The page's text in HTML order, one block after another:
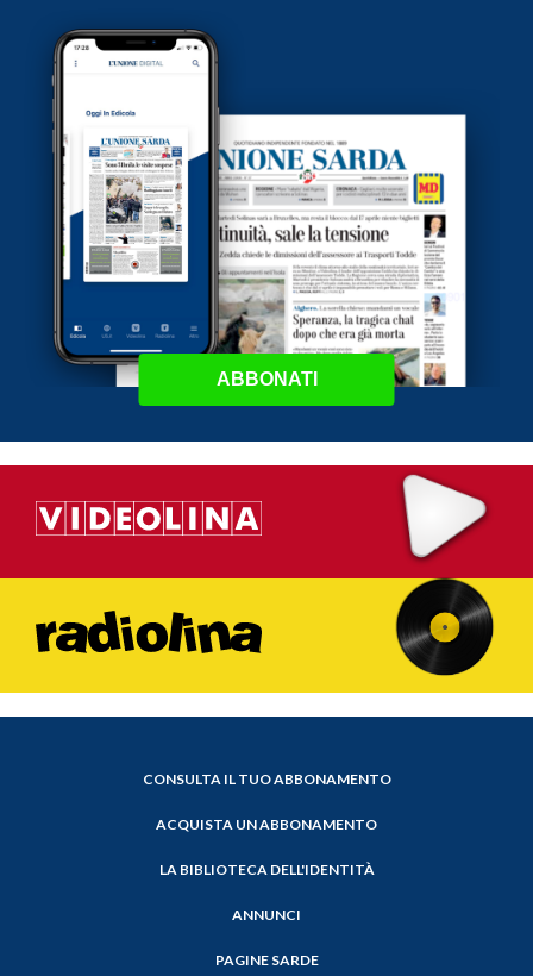
ABBONATI
CONSULTA IL TUO ABBONAMENTO
ACQUISTA UN ABBONAMENTO
LA BIBLIOTECA DELL'IDENTITÀ
ANNUNCI
PAGINE SARDE